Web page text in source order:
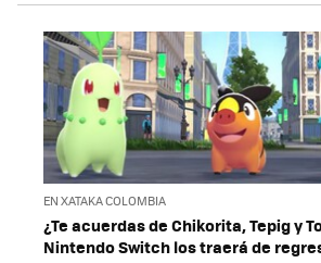
EN XATAKA COLOMBIA
¿Te acuerdas de Chikorita, Tepig y
Nintendo Switch los traerá de